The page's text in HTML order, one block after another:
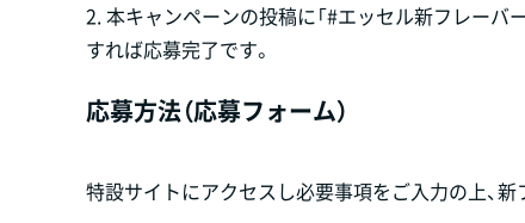
2. 本キャンペーンの投稿に「#エッセル新フレーバ
すれば応募完了です。
応募方法（応募フォーム）
特設サイトにアクセスし必要事項をご入力の上、